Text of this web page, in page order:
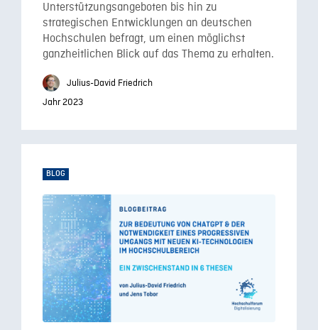
Unterstützungsangeboten bis hin zu
strategischen Entwicklungen an deutschen
Hochschulen befragt, um einen möglichst
ganzheitlichen Blick auf das Thema zu erhalten.
Julius-David Friedrich
Jahr 2023
BLOG